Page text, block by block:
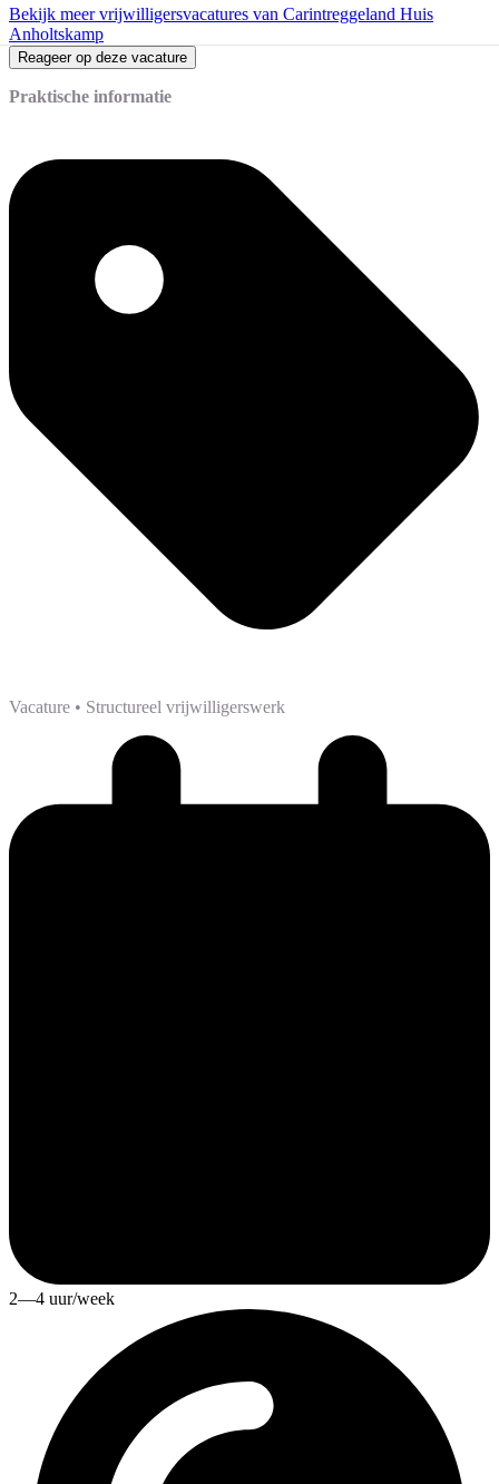
Bekijk meer vrijwilligersvacatures van Carintreggeland Huis
Anholtskamp
Reageer op deze vacature
Praktische informatie
Vacature • Structureel vrijwilligerswerk
2—4 uur/week